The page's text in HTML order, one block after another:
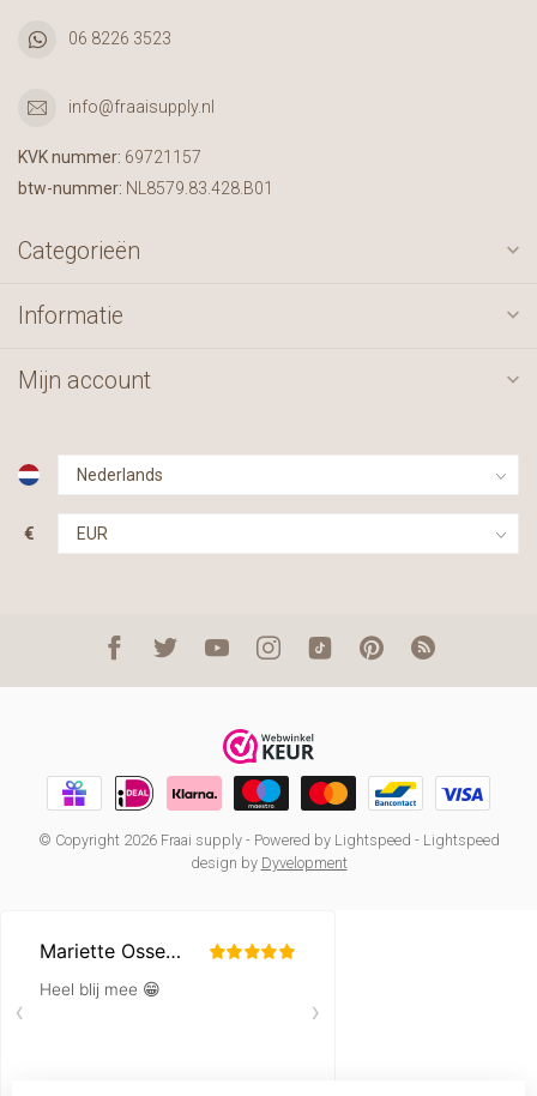
06 8226 3523
info@fraaisupply.nl
KVK nummer: 69721157
btw-nummer: NL8579.83.428.B01
Categorieën
Informatie
Mijn account
€
© Copyright 2026 Fraai supply- Powered by Lightspeed - Lightspeed
design by Dyvelopment